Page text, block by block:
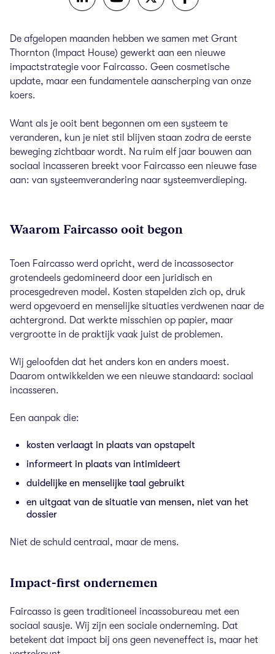
De afgelopen maanden hebben we samen met Grant
Thornton (Impact House) gewerkt aan een nieuwe
impactstrategie voor Faircasso. Geen cosmetische
update, maar een fundamentele aanscherping van onze
koers.
Want als je ooit bent begonnen om een systeem te
veranderen, kun je niet stil blijven staan zodra de eerste
beweging zichtbaar wordt. Na ruim elf jaar bouwen aan
sociaal incasseren breekt voor Faircasso een nieuwe fase
aan: van systeemverandering naar systeemverdieping.
Waarom Faircasso ooit begon
Toen Faircasso werd opricht, werd de incassosector
grotendeels gedomineerd door een juridisch en
procesgedreven model. Kosten stapelden zich op, druk
werd opgevoerd en menselijke situaties verdwenen naar de
achtergrond. Dat werkte misschien op papier, maar
vergrootte in de praktijk vaak juist de problemen.
Wij geloofden dat het anders kon en anders moest.
Daarom ontwikkelden we een nieuwe standaard: sociaal
incasseren.
Een aanpak die:
kosten verlaagt in plaats van opstapelt
informeert in plaats van intimideert
duidelijke en menselijke taal gebruikt
en uitgaat van de situatie van mensen, niet van het
dossier
Niet de schuld centraal, maar de mens.
Impact-first ondernemen
Faircasso is geen traditioneel incassobureau met een
sociaal sausje. Wij zijn een sociale onderneming. Dat
betekent dat impact bij ons geen neveneffect is, maar het